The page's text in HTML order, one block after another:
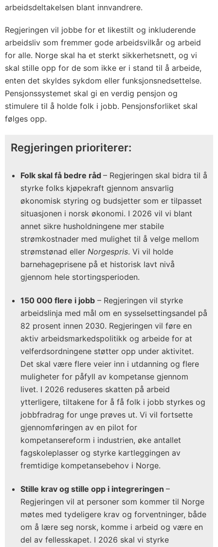
arbeidsdeltakelsen blant innvandrere.
Regjeringen vil jobbe for et likestilt og inkluderende
arbeidsliv som fremmer gode arbeidsvilkår og arbeid
for alle. Norge skal ha et sterkt sikkerhetsnett, og vi
skal stille opp for de som ikke er i stand til å arbeide,
enten det skyldes sykdom eller funksjonsnedsettelse.
Pensjonssystemet skal gi en verdig pensjon og
stimulere til å holde folk i jobb. Pensjonsforliket skal
følges opp.
Regjeringen prioriterer:
Folk skal få bedre råd – Regjeringen skal bidra til å
styrke folks kjøpekraft gjennom ansvarlig
økonomisk styring og budsjetter som er tilpasset
situasjonen i norsk økonomi. I 2026 vil vi blant
annet sikre husholdningene mer stabile
strømkostnader med mulighet til å velge mellom
strømstønad eller Norgespris. Vi vil holde
barnehageprisene på et historisk lavt nivå
gjennom hele stortingsperioden.
150 000 flere i jobb – Regjeringen vil styrke
arbeidslinja med mål om en sysselsettingsandel på
82 prosent innen 2030. Regjeringen vil føre en
aktiv arbeidsmarkedspolitikk og arbeide for at
velferdsordningene støtter opp under aktivitet.
Det skal være flere veier inn i utdanning og flere
muligheter for påfyll av kompetanse gjennom
livet. I 2026 reduseres skatten på arbeid
ytterligere, tiltakene for å få folk i jobb styrkes og
jobbfradrag for unge prøves ut. Vi vil fortsette
gjennomføringen av en pilot for
kompetansereform i industrien, øke antallet
fagskoleplasser og styrke kartleggingen av
fremtidige kompetansebehov i Norge.
Stille krav og stille opp i integreringen –
Regjeringen vil at personer som kommer til Norge
møtes med tydeligere krav og forventninger, både
om å lære seg norsk, komme i arbeid og være en
del av fellesskapet. I 2026 skal vi styrke